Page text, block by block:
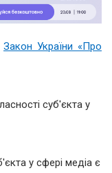
Закон України «Про
суб'єкта у
у сфері медіа є